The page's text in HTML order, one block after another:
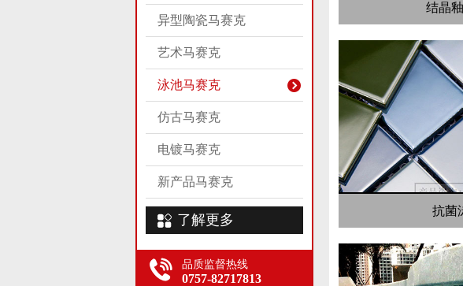
异型陶瓷马赛克
艺术马赛克
泳池马赛克
仿古马赛克
电镀马赛克
新产品马赛克
了解更多
品质监督热线
0757-82717813
结晶
抗菌